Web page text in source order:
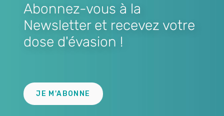
Abonnez-vous à la
Newsletter et recevez votre
dose d'évasion !
JE M'ABONNE